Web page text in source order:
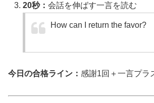
20秒：会話を伸ばす一言を読む
How can I return the favor?
今日の合格ライン： 感謝1回＋一言プラ